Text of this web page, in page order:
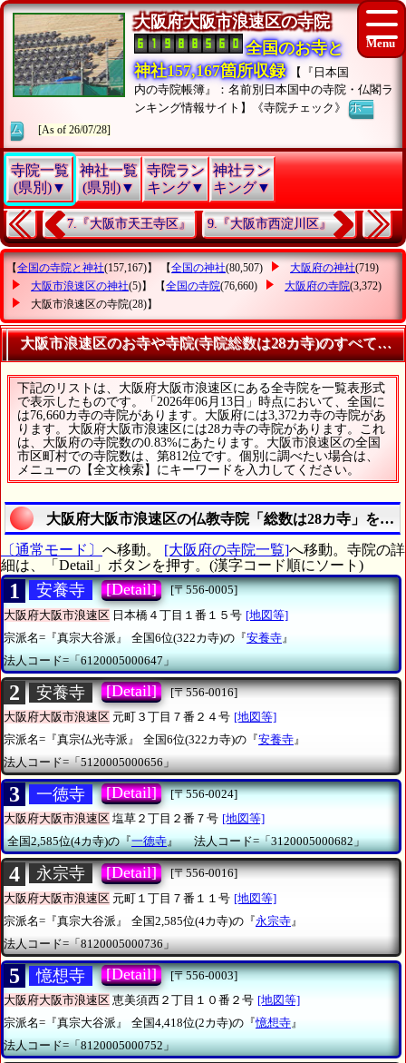
大阪府大阪市浪速区の寺院
全国のお寺と
神社157,167箇所収録
【『日本国
内の寺院帳簿』：名前別日本国中の寺院・仏閣ラ
ンキング情報サイト】《寺院チェック》ホー
ム
[As of 26/07/28]
寺院一覧
(県別)▼
神社一覧
(県別)▼
寺院ラン
キング▼
神社ラン
キング▼
7.『大阪市天王寺区』 9.『大阪市西淀川区』
【全国の寺院と神社(157,167)】 【全国の神社(80,507) 大阪府の神社(719)
大阪市浪速区の神社(5)】 【全国の寺院(76,660) 大阪府の寺院(3,372)
大阪市浪速区の寺院(28)】
大阪市浪速区のお寺や寺院(寺院総数は28カ寺)のすべてを
下記のリストは、大阪府大阪市浪速区にある全寺院を一覧表形式
で表示したものです。「2026年06月13日」時点において、全国に
は76,660カ寺の寺院があります。大阪府には3,372カ寺の寺院があ
ります。大阪府大阪市浪速区には28カ寺の寺院があります。これ
は、大阪府の寺院数の0.83%にあたります。大阪市浪速区の全国
市区町村での寺院数は、第812位です。個別に調べたい場合は、
メニューの【全文検索】にキーワードを入力してください。
大阪府大阪市浪速区の仏教寺院「総数は28カ寺」を調
〔通常モード〕 へ移動。 [大阪府の寺院一覧]へ移動。寺院の詳
細は、「Detail」ボタンを押す。(漢字コード順にソート)
1 安養寺 [Detail]
[〒556-0005]
大阪府大阪市浪速区 日本橋４丁目１番１５号 [地図等]
宗派名=『真宗大谷派』
全国6位(322カ寺)の『安養寺 』
法人コード=「6120005000647」
2 安養寺 [Detail]
[〒556-0016]
大阪府大阪市浪速区 元町３丁目７番２４号 [地図等]
宗派名=『真宗仏光寺派』
全国6位(322カ寺)の『安養寺』
法人コード=「5120005000656」
3 一徳寺 [Detail]
[〒556-0024]
大阪府大阪市浪速区 塩草２丁目２番７号 [地図等]
全国2,585位(4カ寺)の『一徳寺』 法人コード=「3120005000682」
4 永宗寺 [Detail]
[〒556-0016]
大阪府大阪市浪速区 元町１丁目７番１１号 [地図等]
宗派名=『真宗大谷派』
全国2,585位(4カ寺)の『永宗寺 』
法人コード=「8120005000736」
5 憶想寺 [Detail]
[〒556-0003]
大阪府大阪市浪速区 恵美須西２丁目１０番２号 [地図等]
宗派名=『真宗大谷派』
全国4,418位(2カ寺)の『憶想寺』
法人コード=「8120005000752」